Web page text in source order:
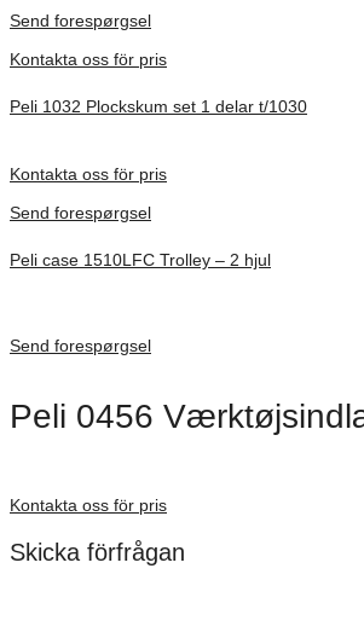
Send forespørgsel
Kontakta oss för pris
Peli 1032 Plockskum set 1 delar t/1030
Kontakta oss för pris
Send forespørgsel
Peli case 1510LFC Trolley – 2 hjul
Send forespørgsel
Peli 0456
Kontakta oss för pris
Skicka förfrågan